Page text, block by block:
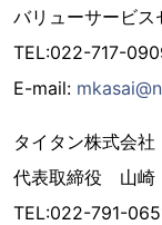
バリューサービ
TEL:022-717-
E-mail:
タイタン株式会社
代表取締役 山崎
TEL:022-791-